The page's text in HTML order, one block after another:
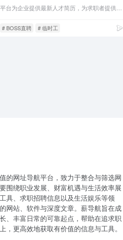
# BOSS直聘 # 临时工
的网址导航平台，致力于整合与筛选网
围绕职业发展、财富机遇与生活效率展
具、求职招聘信息以及生活娱乐等领
网站、软件与深度文章。薪导航旨在成
、丰富日常的可靠起点，帮助在追求职
，更高效地获取有价值的信息与工具。